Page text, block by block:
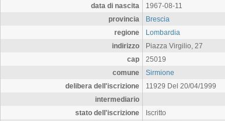
data di nascita
1967-08-11
provincia
Brescia
regione
Lombardia
indirizzo
Piazza Virgilio, 27
cap
25019
comune
Sirmione
delibera dell'iscrizione
11929 Del 20/04/1999
intermediario
stato dell'iscrizione
Iscritto